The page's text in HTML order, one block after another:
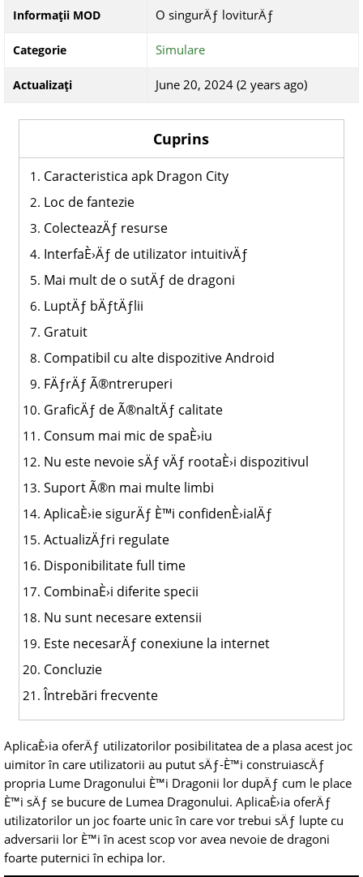
Informații MOD O singurÄƒ loviturÄƒ
Categorie Simulare
Actualizați June 20, 2024 (2 years ago)
Cuprins
Caracteristica apk Dragon City
Loc de fantezie
ColecteazÄƒ resurse
InterfaÈ›Äƒ de utilizator intuitivÄƒ
Mai mult de o sutÄƒ de dragoni
LuptÄƒ bÄƒtÄƒlii
Gratuit
Compatibil cu alte dispozitive Android
FÄƒrÄƒ Ã®ntreruperi
GraficÄƒ de Ã®naltÄƒ calitate
Consum mai mic de spaÈ›iu
Nu este nevoie sÄƒ vÄƒ rootaÈ›i dispozitivul
Suport Ã®n mai multe limbi
AplicaÈ›ie sigurÄƒ È™i confidenÈ›ialÄƒ
ActualizÄƒri regulate
Disponibilitate full time
CombinaÈ›i diferite specii
Nu sunt necesare extensii
Este necesarÄƒ conexiune la internet
Concluzie
Întrebări frecvente
AplicaÈ›ia oferÄƒ utilizatorilor posibilitatea de a plasa acest joc
uimitor în care utilizatorii au putut sÄƒ-È™i construiascÄƒ
propria Lume Dragonului È™i Dragonii lor dupÄƒ cum le place
È™i sÄƒ se bucure de Lumea Dragonului. AplicaÈ›ia oferÄƒ
utilizatorilor un joc foarte unic în care vor trebui sÄƒ lupte cu
adversarii lor È™i în acest scop vor avea nevoie de dragoni
foarte puternici în echipa lor.